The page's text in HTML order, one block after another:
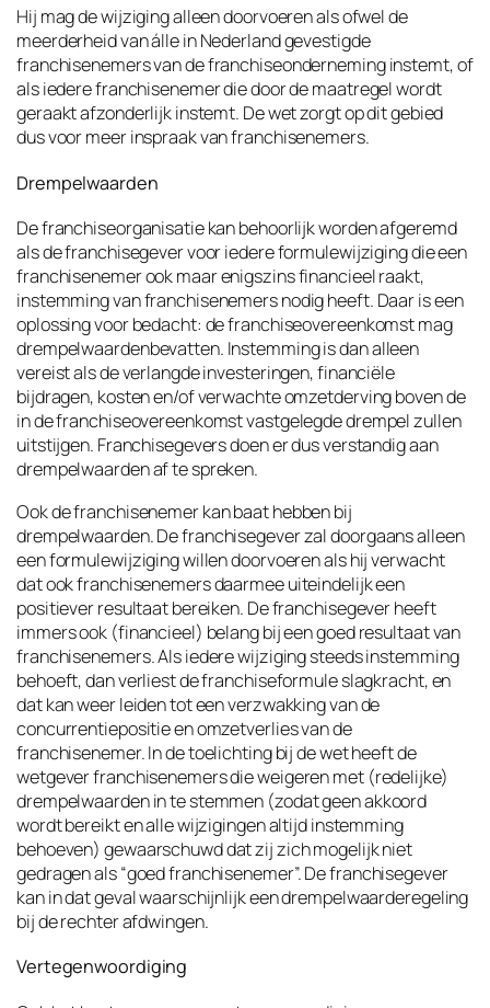
Hij mag de wijziging alleen doorvoeren als ofwel de
meerderheid van álle in Nederland gevestigde
franchisenemers van de franchiseonderneming instemt, of
als iedere franchisenemer die door de maatregel wordt
geraakt afzonderlijk instemt. De wet zorgt op dit gebied
dus voor meer inspraak van franchisenemers.
Drempelwaarden
De franchiseorganisatie kan behoorlijk worden afgeremd
als de franchisegever voor iedere formulewijziging die een
franchisenemer ook maar enigszins financieel raakt,
instemming van franchisenemers nodig heeft. Daar is een
oplossing voor bedacht: de franchiseovereenkomst mag
drempelwaardenbevatten. Instemming is dan alleen
vereist als de verlangde investeringen, financiële
bijdragen, kosten en/of verwachte omzetderving boven de
in de franchiseovereenkomst vastgelegde drempel zullen
uitstijgen. Franchisegevers doen er dus verstandig aan
drempelwaarden af te spreken.
Ook de franchisenemer kan baat hebben bij
drempelwaarden. De franchisegever zal doorgaans alleen
een formulewijziging willen doorvoeren als hij verwacht
dat ook franchisenemers daarmee uiteindelijk een
positiever resultaat bereiken. De franchisegever heeft
immers ook (financieel) belang bij een goed resultaat van
franchisenemers. Als iedere wijziging steeds instemming
behoeft, dan verliest de franchiseformule slagkracht, en
dat kan weer leiden tot een verzwakking van de
concurrentiepositie en omzetverlies van de
franchisenemer. In de toelichting bij de wet heeft de
wetgever franchisenemers die weigeren met (redelijke)
drempelwaarden in te stemmen (zodat geen akkoord
wordt bereikt en alle wijzigingen altijd instemming
behoeven) gewaarschuwd dat zij zich mogelijk niet
gedragen als “goed franchisenemer”. De franchisegever
kan in dat geval waarschijnlijk een drempelwaarderegeling
bij de rechter afdwingen.
Vertegenwoordiging